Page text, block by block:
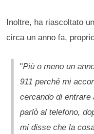
Inoltre, ha riascoltato
circa un anno fa,
"Più o meno un
911 perché mi
cercando di entrare
parlò al telefono,
mi disse che la